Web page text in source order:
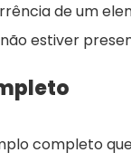
de um
estiver
completo